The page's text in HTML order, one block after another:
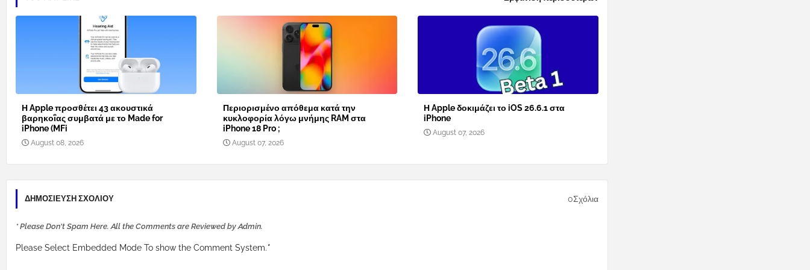
Η Apple προσθέτει 43 ακουστικά
βαρηκοΐας συμβατά με το Made for
iPhone (MFi
August 08, 2026
Περιορισμένο απόθεμα κατά την
κυκλοφορία λόγω μνήμης RAM στα
iPhone 18 Pro ;
August 07, 2026
Η Apple δοκιμάζει το iOS 26.6.1 στα
iPhone
August 07, 2026
ΔΗΜΟΣΊΕΥΣΗ ΣΧΟΛΊΟΥ 0Σχόλια
* Please Don't Spam Here. All the Comments are Reviewed by Admin.
Please Select Embedded Mode To show the Comment System.*